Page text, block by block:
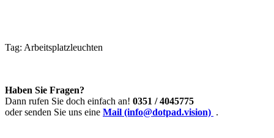
Tag: Arbeitsplatzleuchten
Haben Sie Fragen?
Dann rufen Sie doch einfach an! 0351 / 4045775
oder senden Sie uns eine Mail (info@dotpad.vision) .